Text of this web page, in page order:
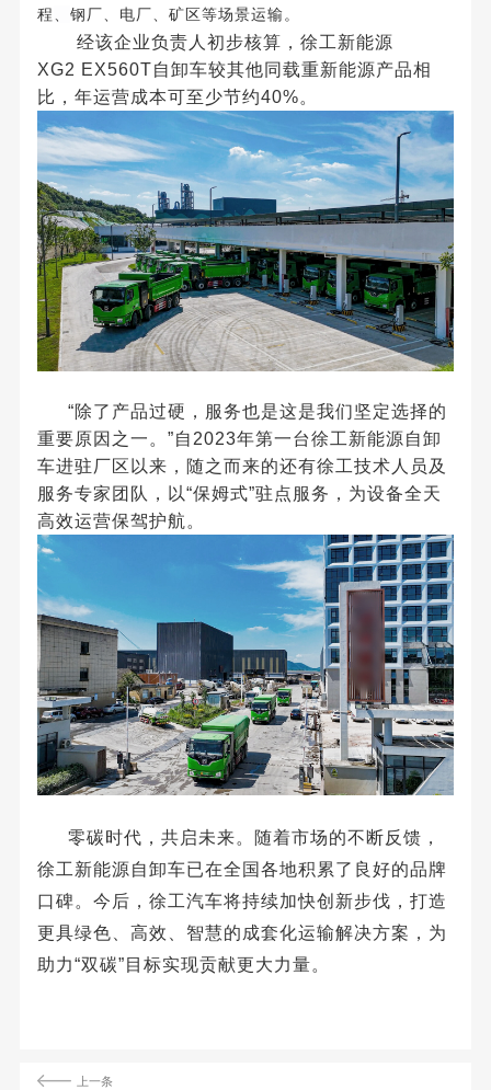
程 、 钢厂、 电厂、 矿区 等场景运输。
经该企业负责人初步核算，徐工新能源
XG2 EX560T自卸车较其他同载重新能源产品相
比， 年运营成本可至少节约40%。
“除了产品过硬，服务也是这是我们坚定选择的
重要原因之一。 ”自 2023年第一台徐工新能源自卸
车进驻厂区以来，随之而来的还有徐工技术人员及
服务专家团队，
以“保姆式”驻点服务 ，为设备全天
高效运营保驾护航。
零碳时代，共启未来。随着市场的不断反馈，
徐工新能源自卸车已在全国各地积累了良好的品牌
口碑。今后，徐工汽车将持续加快创新步伐，打造
更具绿色 高效 智慧的成套化运输解决方案，为
助力“双碳” 目标实现贡献更大力量。
上一条